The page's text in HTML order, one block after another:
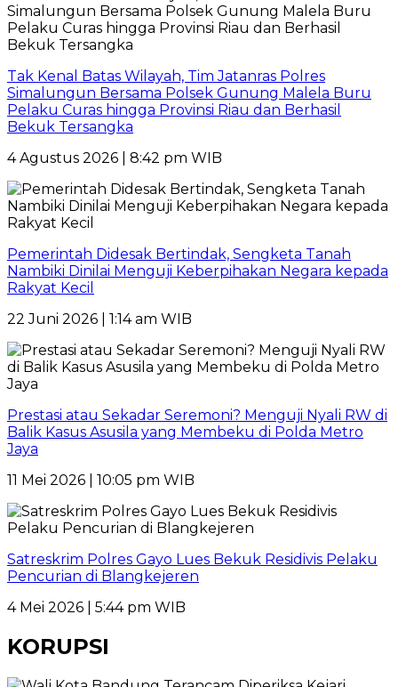
Tak Kenal Batas Wilayah, Tim Jatanras Polres
Simalungun Bersama Polsek Gunung Malela Buru
Pelaku Curas hingga Provinsi Riau dan Berhasil
Bekuk Tersangka
4 Agustus 2026 | 8:42 pm WIB
Pemerintah Didesak Bertindak, Sengketa Tanah
Nambiki Dinilai Menguji Keberpihakan Negara kepada
Rakyat Kecil
22 Juni 2026 | 1:14 am WIB
Prestasi atau Sekadar Seremoni? Menguji Nyali RW di
Balik Kasus Asusila yang Membeku di Polda Metro
Jaya
11 Mei 2026 | 10:05 pm WIB
Satreskrim Polres Gayo Lues Bekuk Residivis Pelaku
Pencurian di Blangkejeren
4 Mei 2026 | 5:44 pm WIB
KORUPSI